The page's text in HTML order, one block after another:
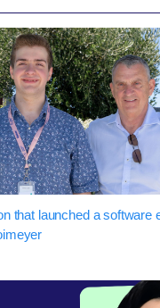
that launched a software